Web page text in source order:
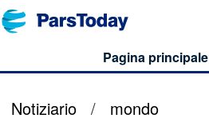
Pagina principale
Notiziario / mondo